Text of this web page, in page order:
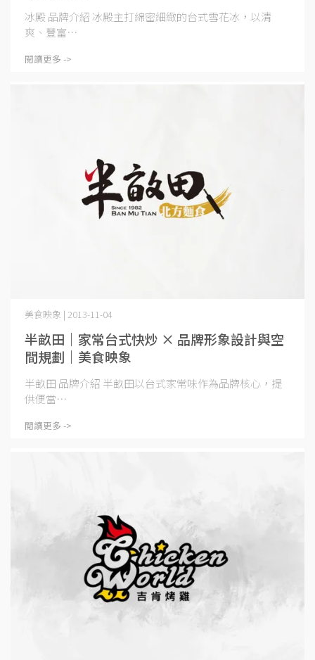
冰殿 品牌介紹 冰殿主打綿密細緻的台式雪花冰，以清
爽、豐富⋯
閱讀更多 ->
半畝田｜家常台式快炒 × 品牌形象設計與空
間規劃｜美食映象
美食映象 | 2013-11-04
半畝田 品牌介紹 半畝田以台式家常味作為品牌核心，提
供便當⋯
閱讀更多 ->